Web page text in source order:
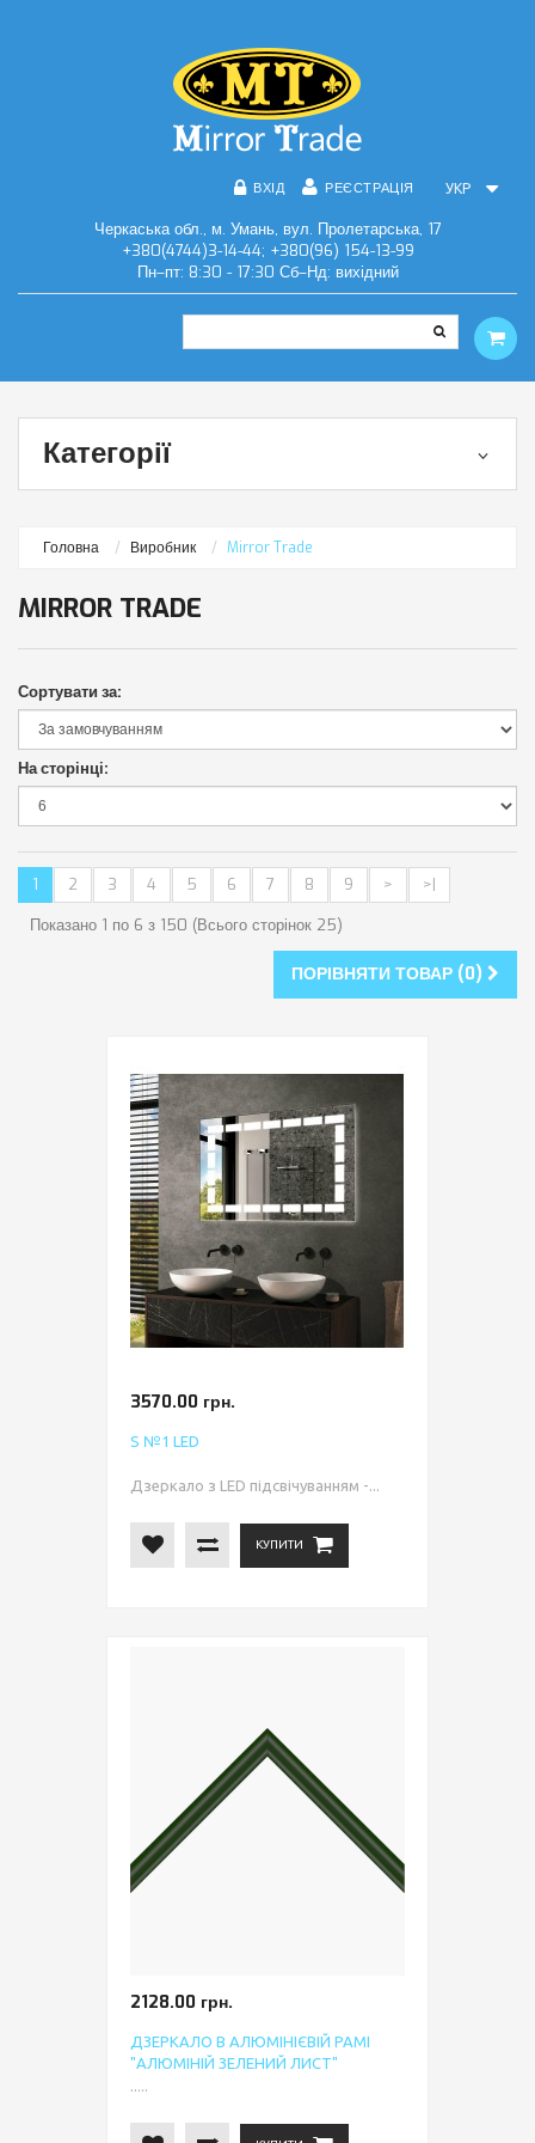
УКР
ВХІД РЕЄСТРАЦІЯ
Черкаська обл., м. Умань, вул. Пролетарська, 17
+380(4744)3-14-44; +380(96) 154-13-99
Пн–пт: 8:30 - 17:30 Сб–Нд: вихідний
Категорії
Головна Виробник Mirror Trade
MIRROR TRADE
Сортувати за:
На сторінці:
1 2 3 4 5 6 7 8 9 >
>|
Показано 1 по 6 з 150 (Всього сторінок 25)
ПОРІВНЯТИ ТОВАР (0)
3570.00 грн.
S №1 LED
Дзеркало з LED підсвічуванням -...
КУПИТИ
2128.00 грн.
ДЗЕРКАЛО В АЛЮМІНІЄВІЙ РАМІ
"АЛЮМІНІЙ ЗЕЛЕНИЙ ЛИСТ"
.....